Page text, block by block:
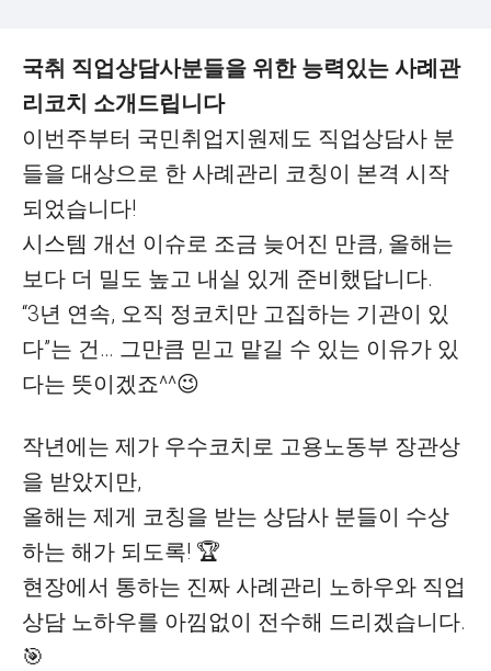
게
게
국취 직업상담사분들을 위한 능력있는 사례관
리코치 소개드립니다
이번주부터 국민취업지원제도 직업상담사 분
들을 대상으로 한 사례관리 코칭이 본격 시작
되었습니다!
시스템 개선 이슈로 조금 늦어진 만큼, 올해는
보다 더 밀도 높고 내실 있게 준비했답니다.
“3년 연속, 오직 정코치만 고집하는 기관이 있
다”는 건… 그만큼 믿고 맡길 수 있는 이유가 있
다는 뜻이겠죠^^😉
작년에는 제가 우수코치로 고용노동부 장관상
을 받았지만,
올해는 제게 코칭을 받는 상담사 분들이 수상
하는 해가 되도록! 🏆
현장에서 통하는 진짜 사례관리 노하우와 직업
상담 노하우를 아낌없이 전수해 드리겠습니다.
🎯